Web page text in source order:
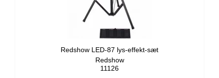
Redshow LED-87 lys-effekt-sæt
Redshow
11126